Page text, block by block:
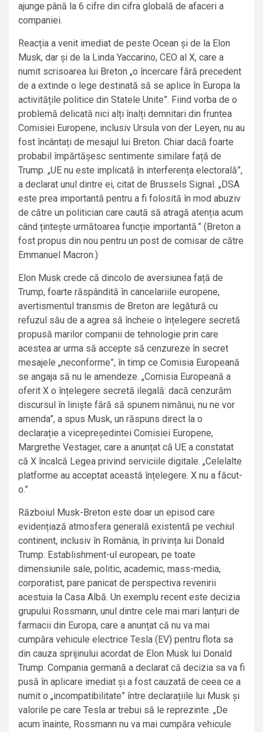
ajunge până la 6 cifre din cifra globală de afaceri a
companiei.
Reacția a venit imediat de peste Ocean și de la Elon
Musk, dar și de la Linda Yaccarino, CEO al X, care a
numit scrisoarea lui Breton „o încercare fără precedent
de a extinde o lege destinată să se aplice în Europa la
activitățile politice din Statele Unite”. Fiind vorba de o
problemă delicată nici alți înalți demnitari din fruntea
Comisiei Europene, inclusiv Ursula von der Leyen, nu au
fost încântați de mesajul lui Breton. Chiar dacă foarte
probabil împărtășesc sentimente similare față de
Trump. „UE nu este implicată în interferența electorală”,
a declarat unul dintre ei, citat de Brussels Signal. „DSA
este prea importantă pentru a fi folosită în mod abuziv
de către un politician care caută să atragă atenția acum
când țintește următoarea funcție importantă.” (Breton a
fost propus din nou pentru un post de comisar de către
Emmanuel Macron.)
Elon Musk crede că dincolo de aversiunea față de
Trump, foarte răspândită în cancelariile europene,
avertismentul transmis de Breton are legătură cu
refuzul său de a agrea să încheie o înțelegere secretă
propusă marilor companii de tehnologie prin care
acestea ar urma să accepte să cenzureze în secret
mesajele „neconforme”, în timp ce Comisia Europeană
se angaja să nu le amendeze. „Comisia Europeană a
oferit X o înțelegere secretă ilegală: dacă cenzurăm
discursul în liniște fără să spunem nimănui, nu ne vor
amenda”, a spus Musk, un răspuns direct la o
declarație a vicepreședintei Comisiei Europene,
Margrethe Vestager, care a anunțat că UE a constatat
că X încalcă Legea privind serviciile digitale. „Celelalte
platforme au acceptat această înțelegere. X nu a făcut-
o.”
Războiul Musk-Breton este doar un episod care
evidențiază atmosfera generală existentă pe vechiul
continent, inclusiv în România, în privința lui Donald
Trump. Establishment-ul european, pe toate
dimensiunile sale, politic, academic, mass-media,
corporatist, pare panicat de perspectiva revenirii
acestuia la Casa Albă. Un exemplu recent este decizia
grupului Rossmann, unul dintre cele mai mari lanțuri de
farmacii din Europa, care a anunțat că nu va mai
cumpăra vehicule electrice Tesla (EV) pentru flota sa
din cauza sprijinului acordat de Elon Musk lui Donald
Trump. Compania germană a declarat că decizia sa va fi
pusă în aplicare imediat și a fost cauzată de ceea ce a
numit o „incompatibilitate” între declarațiile lui Musk și
valorile pe care Tesla ar trebui să le reprezinte. „De
acum înainte, Rossmann nu va mai cumpăra vehicule